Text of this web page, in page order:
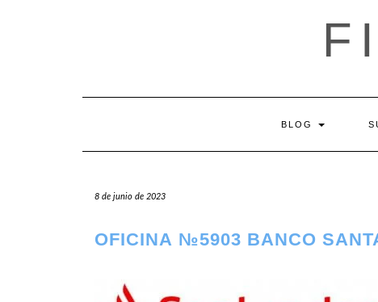
BLOG
8 de junio de 2023
OFICINA №5903 BANCO